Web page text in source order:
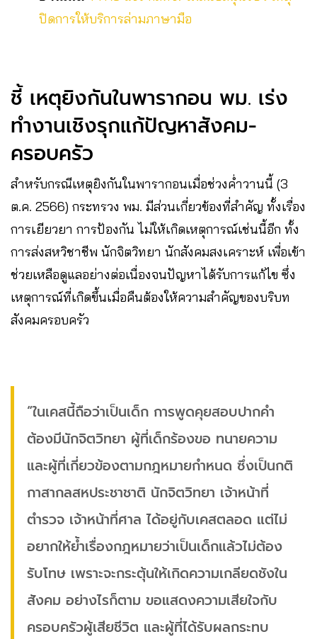
ปิดการให้บริการล่ามภาษามือ
ชี้ เหตุยิงกันในพารากอน พม. เร่ง
ทำงานเชิงรุกแก้ปัญหาสังคม-
ครอบครัว
สำหรับกรณีเหตุยิงกันในพารากอนเมื่อช่วงค่ำวานนี้ (3
ต.ค. 2566) กระทรวง พม. มีส่วนเกี่ยวข้องที่สำคัญ ทั้งเรื่อง
การเยียวยา การป้องกัน ไม่ให้เกิดเหตุการณ์เช่นนี้อีก ทั้ง
การส่งสหวิชาชีพ นักจิตวิทยา นักสังคมสงเคราะห์ เพื่อเข้า
ช่วยเหลือดูแลอย่างต่อเนื่องจนปัญหาได้รับการแก้ไข ซึ่ง
เหตุการณ์ที่เกิดขึ้นเมื่อคืนต้องให้ความสำคัญของบริบท
สังคมครอบครัว
“ในเคสนี้ถือว่าเป็นเด็ก การพูดคุยสอบปากคำ
ต้องมีนักจิตวิทยา ผู้ที่เด็กร้องขอ ทนายความ
และผู้ที่เกี่ยวข้องตามกฎหมายกำหนด ซึ่งเป็นกติ
กาสากลสหประชาชาติ นักจิตวิทยา เจ้าหน้าที่
ตำรวจ เจ้าหน้าที่ศาล ได้อยู่กับเคสตลอด แต่ไม่
อยากให้ย้ำเรื่องกฎหมายว่าเป็นเด็กแล้วไม่ต้อง
รับโทษ เพราะจะกระตุ้นให้เกิดความเกลียดชังใน
สังคม อย่างไรก็ตาม ขอแสดงความเสียใจกับ
ครอบครัวผู้เสียชีวิต และผู้ที่ได้รับผลกระทบ